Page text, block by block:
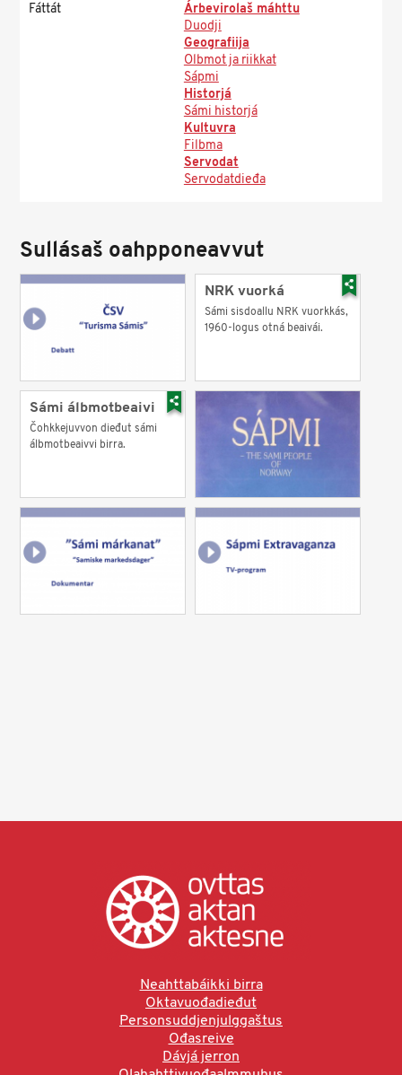
Fáttát
Árbevirolaš máhttu
Duodji
Geografiija
Olbmot ja riikkat
Sápmi
Historjá
Sámi historjá
Kultuvra
Filbma
Servodat
Servodatdieđa
Sullásaš oahpponeavvut
NRK vuorká
Sámi sisdoallu NRK vuorkkás,
1960-logus otná beaivái.
Sámi álbmotbeaivi
Čohkkejuvvon dieđut sámi
álbmotbeaivvi birra.
Neahttabáikki birra
Oktavuođadieđut
Personsuddjenjulggaštus
Ođasreive
Dávjá jerron